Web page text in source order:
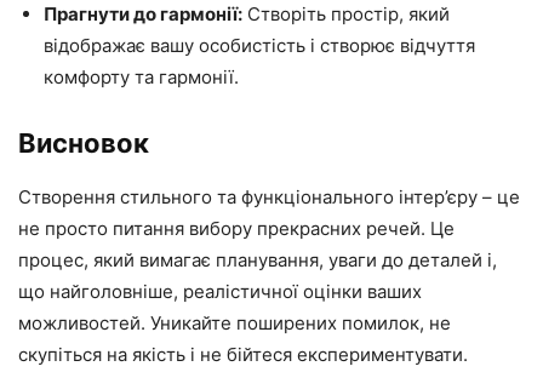
Прагнути до гармонії: Створіть простір, який
відображає вашу особистість і створює відчуття
комфорту та гармонії.
Висновок
Створення стильного та функціонального інтер’єру – це
не просто питання вибору прекрасних речей. Це
процес, який вимагає планування, уваги до деталей і,
що найголовніше, реалістичної оцінки ваших
можливостей. Уникайте поширених помилок, не
скупіться на якість і не бійтеся експериментувати.